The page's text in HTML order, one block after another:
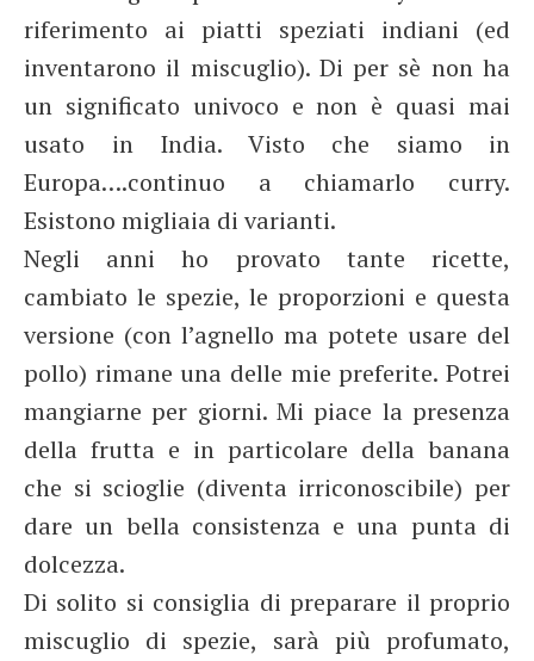
riferimento ai piatti speziati indiani (ed
inventarono il miscuglio). Di per sè non ha
un significato univoco e non è quasi mai
usato in India. Visto che siamo in
Europa….continuo a chiamarlo curry.
Esistono migliaia di varianti.
Negli anni ho provato tante ricette,
cambiato le spezie, le proporzioni e questa
versione (con l’agnello ma potete usare del
pollo) rimane una delle mie preferite. Potrei
mangiarne per giorni. Mi piace la presenza
della frutta e in particolare della banana
che si scioglie (diventa irriconoscibile) per
dare un bella consistenza e una punta di
dolcezza.
Di solito si consiglia di preparare il proprio
miscuglio di spezie, sarà più profumato,